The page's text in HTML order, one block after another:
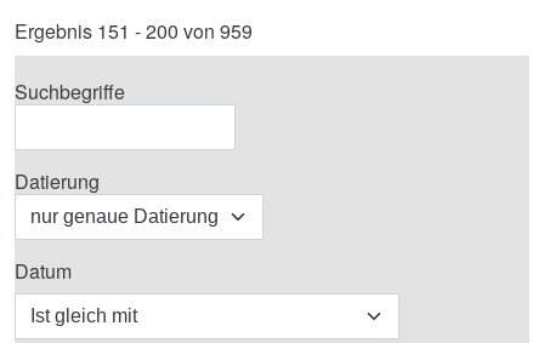
Ergebnis 151 - 200 von 959
Suchbegriffe
Datierung
Datum
Operator